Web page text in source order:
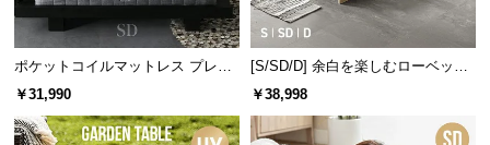
サ
ー
ビ
ス
つ
断熱効果率 約40％以上
ポケットコイルマットレス プレミ
アム 超極厚 厚さ25cm SD
￥31,990
[S/SD/D] 余白を楽しむローベッド
天然木調 ステージベッド プレミア
ムマットレス付き
￥38,998